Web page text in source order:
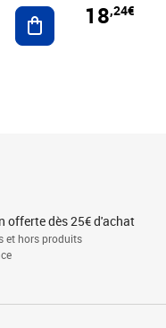
Ajouter au panier
18,24€
offerte dès 25€ d'achat
et hors produits